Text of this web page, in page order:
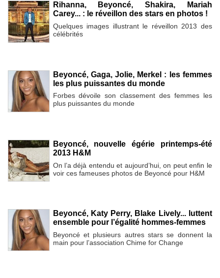
Rihanna, Beyoncé, Shakira, Mariah
Carey... : le réveillon des stars en photos !
Quelques images illustrant le réveillon 2013 des
célébrités
Beyoncé, Gaga, Jolie, Merkel : les femmes
les plus puissantes du monde
Forbes dévoile son classement des femmes les
plus puissantes du monde
Beyoncé, nouvelle égérie printemps-été
2013 H&M
On l’a déjà entendu et aujourd’hui, on peut enfin le
voir ces fameuses photos de Beyoncé pour H&M
Beyoncé, Katy Perry, Blake Lively... luttent
ensemble pour l’égalité hommes-femmes
Beyoncé et plusieurs autres stars se donnent la
main pour l’association Chime for Change